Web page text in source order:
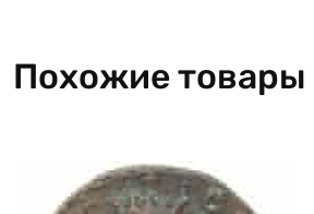
Похожие товары